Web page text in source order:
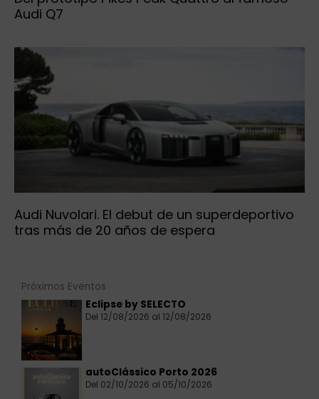
Audi Q7
Audi Nuvolari. El debut de un superdeportivo
tras más de 20 años de espera
Próximos Eventos
Eclipse by SELECTO
Del 12/08/2026 al 12/08/2026
autoClássico Porto 2026
Del 02/10/2026 al 05/10/2026